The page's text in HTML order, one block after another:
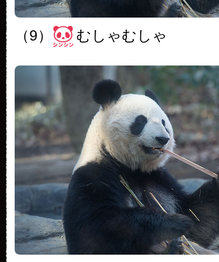
（9） むしゃむしゃ